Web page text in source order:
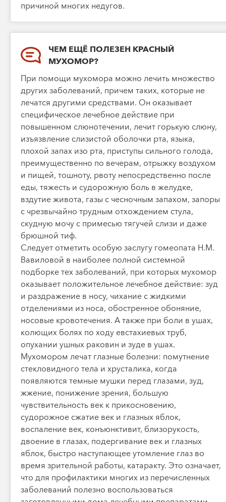
причиной многих недугов.
ЧЕМ ЕЩЁ ПОЛЕЗЕН КРАСНЫЙ
МУХОМОР?
При помощи мухомора можно лечить множество
других заболеваний, причем таких, которые не
лечатся другими средствами. Он оказывает
специфическое лечебное действие при
повышенном слюнотечении, лечит горькую слюну,
изъязвление слизистой оболочки рта, языка,
плохой запах изо рта, приступы сильного голода,
преимущественно по вечерам, отрыжку воздухом
и пищей, тошноту, рвоту непосредственно после
еды, тяжесть и судорожную боль в желудке,
вздутие живота, газы с чесночным запахом, запоры
с чрезвычайно трудным отхождением стула,
скудную мочу с примесью тягучей слизи и даже
брюшной тиф.
Следует отметить особую заслугу гомеопата Н.М.
Вавиловой в наиболее полной системной
подборке тех заболеваний, при которых мухомор
оказывает положительное лечебное действие: зуд
и раздражение в носу, чихание с жидкими
отделениями из носа, обостренное обоняние,
носовые кровотечения. А также при боли в ушах,
колющих болях по ходу евстахиевых труб,
опухании ушных раковин и зуде в ушах.
Мухомором лечат глазные болезни: помутнение
стекловидного тела и хрусталика, когда
появляются темные мушки перед глазами, зуд,
жжение, понижение зрения, большую
чувствительность век к прикосновению,
судорожное сжатие век и глазных яблок,
воспаление век, конъюнктивит, близорукость,
двоение в глазах, подергивание век и глазных
яблок, быстро наступающее утомление глаз во
время зрительной работы, катаракту. Это означает,
что для профилактики многих из перечисленных
заболеваний полезно воспользоваться